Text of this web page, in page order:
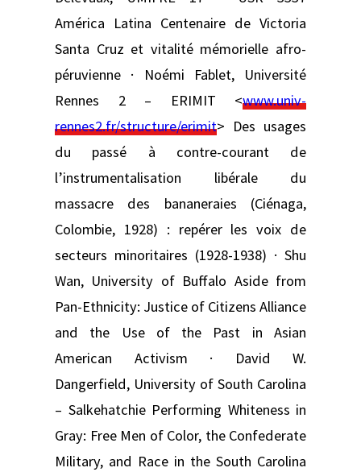
América Latina Centenaire de Victoria
Santa Cruz et vitalité mémorielle afro-
péruvienne · Noémi Fablet, Université
Rennes 2 – ERIMIT <www.univ-
rennes2.fr/structure/erimit> Des usages
du passé à contre-courant de
l’instrumentalisation libérale du
massacre des bananeraies (Ciénaga,
Colombie, 1928) : repérer les voix de
secteurs minoritaires (1928-1938) · Shu
Wan, University of Buffalo Aside from
Pan-Ethnicity: Justice of Citizens Alliance
and the Use of the Past in Asian
American Activism · David W.
Dangerfield, University of South Carolina
– Salkehatchie Performing Whiteness in
Gray: Free Men of Color, the Confederate
Military, and Race in the South Carolina